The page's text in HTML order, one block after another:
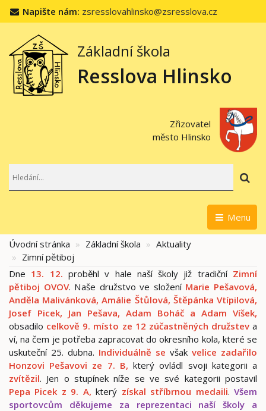
Napište nám: zsresslovahlinsko@zsresslova.cz
Základní škola
Resslova Hlinsko
Zřizovatel
město Hlinsko
Menu
Úvodní stránka Základní škola
Aktuality
Zimní pětiboj
Dne 13. 12. proběhl v hale naší školy již tradiční Zimní
pětiboj OVOV. Naše družstvo ve složení Marie Pešavová,
Anděla Malivánková, Amálie Štůlová, Štěpánka Vtípilová,
Josef Picek, Jan Pešava, Adam Boháč a Adam Víšek,
obsadilo celkově 9. místo ze 12 zúčastněných družstev a
ví, na čem je potřeba zapracovat do okresního kola, které se
uskuteční 25. dubna. Individuálně se však velice zadařilo
Honzovi Pešavovi ze 7. B, který ovládl svoji kategorii a
zvítězil. Jen o stupínek níže se ve své kategorii postavil
Pepa Picek z 9. A, který získal stříbrnou medaili.Všem
sportovcům děkujeme za reprezentaci naší školy a